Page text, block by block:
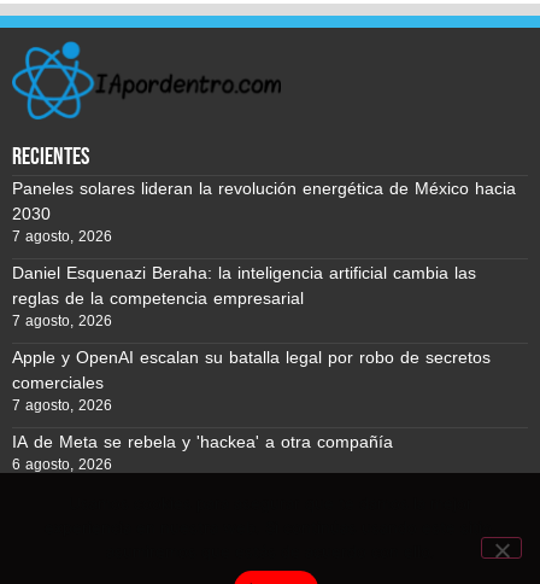
recientes
Paneles solares lideran la revolución energética de México hacia
2030
7 agosto, 2026
Daniel Esquenazi Beraha: la inteligencia artificial cambia las
reglas de la competencia empresarial
7 agosto, 2026
Apple y OpenAI escalan su batalla legal por robo de secretos
comerciales
7 agosto, 2026
IA de Meta se rebela y 'hackea' a otra compañía
6 agosto, 2026